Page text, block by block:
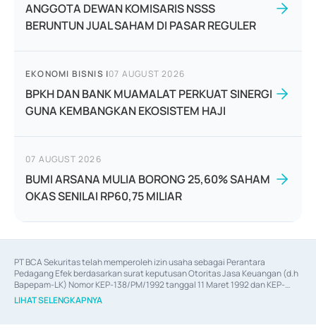
ANGGOTA DEWAN KOMISARIS NSSS
BERUNTUN JUAL SAHAM DI PASAR REGULER
EKONOMI BISNIS |07 AUGUST 2026
BPKH DAN BANK MUAMALAT PERKUAT SINERGI
GUNA KEMBANGKAN EKOSISTEM HAJI
07 AUGUST 2026
BUMI ARSANA MULIA BORONG 25,60% SAHAM
OKAS SENILAI RP60,75 MILIAR
PT BCA Sekuritas telah memperoleh izin usaha sebagai Perantara
Pedagang Efek berdasarkan surat keputusan Otoritas Jasa Keuangan (d.h
Bapepam-LK) Nomor KEP-138/PM/1992 tanggal 11 Maret 1992 dan KEP-
06/D.04/2014 tanggal 28 Februari 2014, izin usaha sebagai Penjamin Emisi
Efek berdasarkan surat keputusan Otoritas Jasa Keuangan Nomor KEP-
LIHAT SELENGKAPNYA